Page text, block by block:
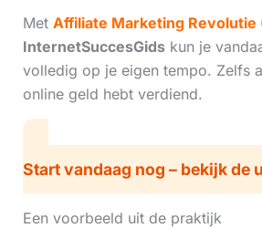
Met Affiliate Marketing Revolutie
InternetSuccesGidskun je
volledig op je eigen tempo. Zelfs
online geld hebt verdiend.
Start vandaag nog – bekijk de
Een voorbeeld uit de praktijk